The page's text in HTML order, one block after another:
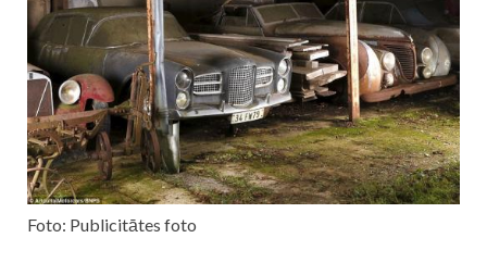
Foto: Publicitātes foto